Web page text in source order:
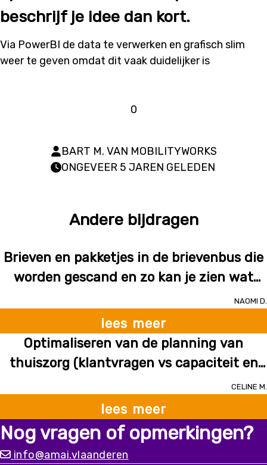
beschrijf je idee dan kort.
Via PowerBI de data te verwerken en grafisch slim
weer te geven omdat dit vaak duidelijker is
0
BART M. VAN MOBILITYWORKS
ONGEVEER 5 JAREN GELEDEN
Andere bijdragen
Brieven en pakketjes in de brievenbus die
worden gescand en zo kan je zien wat
Naomi D.
lees meer
Optimaliseren van de planning van
thuiszorg (klantvragen vs capaciteit en
beschikbaarheid medewerkers), rekening
houdend met voorkeuren, afstanden,
zorgdoelen en competenties
Celine M.
lees meer
Nog vragen of opmerkingen?
info@amai.vlaanderen